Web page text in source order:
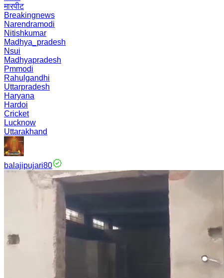
मारपीट
Breakingnews
Narendramodi
Nitishkumar
Madhya_pradesh
Nsui
Madhyapradesh
Pmmodi
Rahulgandhi
Uttarpradesh
Haryana
Hardoi
Cricket
Lucknow
Uttarakhand
balajipujari80